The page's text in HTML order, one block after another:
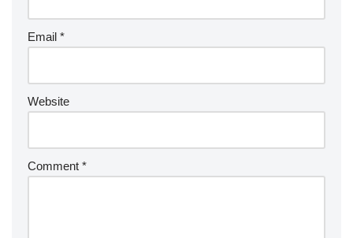
Email *
Website
Comment *